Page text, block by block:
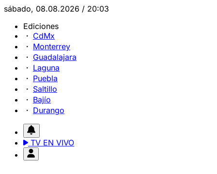
sábado, 08.08.2026 / 20:03
Ediciones
CdMx
Monterrey
Guadalajara
Laguna
Puebla
Saltillo
Bajío
Durango
TV EN VIVO